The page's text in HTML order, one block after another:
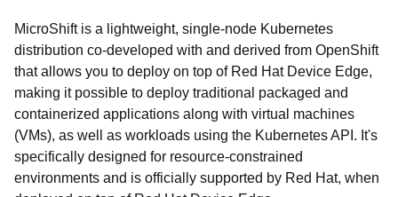
MicroShift is a lightweight, single-node Kubernetes
distribution co-developed with and derived from OpenShift
that allows you to deploy on top of Red Hat Device Edge,
making it possible to deploy traditional packaged and
containerized applications along with virtual machines
(VMs), as well as workloads using the Kubernetes API. It's
specifically designed for resource-constrained
environments and is officially supported by Red Hat, when